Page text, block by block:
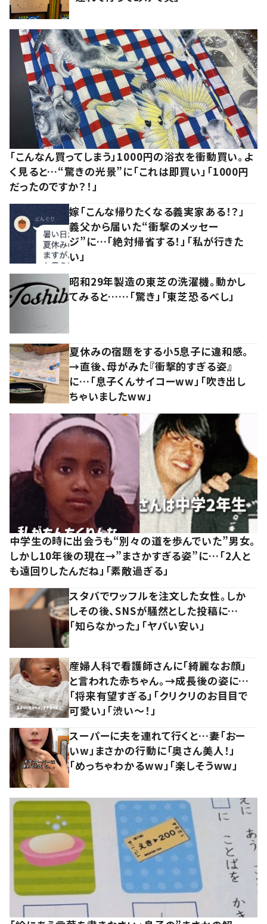
「こんなん買ってしまう」1000円の浴衣を衝動買い。よ
く見ると…“驚きの光景”に「これは即買い」「1000円
だったのですか？！」
嫁「こんな帰りたくなる義実家ある！？」
義父から届いた“衝撃のメッセー
ジ”に…「絶対帰省する！」「私が行きた
い」
昭和29年製造の東芝の洗濯機。動かし
てみると……「驚き」「東芝恐るべし」
夏休みの宿題をする小5息子に違和感。
→直後、母がみた『衝撃的すぎる姿』
に…「息子くんサイコーww」「吹き出し
ちゃいましたww」
中学生の時に出会うも“別々の道を歩んでいた”男女。
しかし10年後の現在→”まさかすぎる姿”に…「2人と
も遠回りしたんだね」「素敵過ぎる」
スタバでワッフルを注文した女性。しか
しその後、SNSが騒然とした投稿に…
「知らなかった」「ヤバい安い」
産婦人科で看護師さんに「綺麗なお顔」
と言われた赤ちゃん。→成長後の姿に…
「将来有望すぎる」「クリクリのお目目で
可愛い」「渋い～！」
スーパーに夫を連れて行くと…妻「おー
いw」まさかの行動に「奥さん美人！」
「めっちゃわかるww」「楽しそうww」